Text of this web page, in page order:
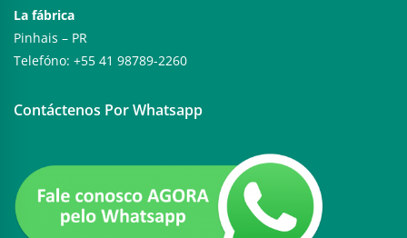
La fábrica
Pinhais – PR
Telefóno: +55 41 98789-2260
Contáctenos Por Whatsapp